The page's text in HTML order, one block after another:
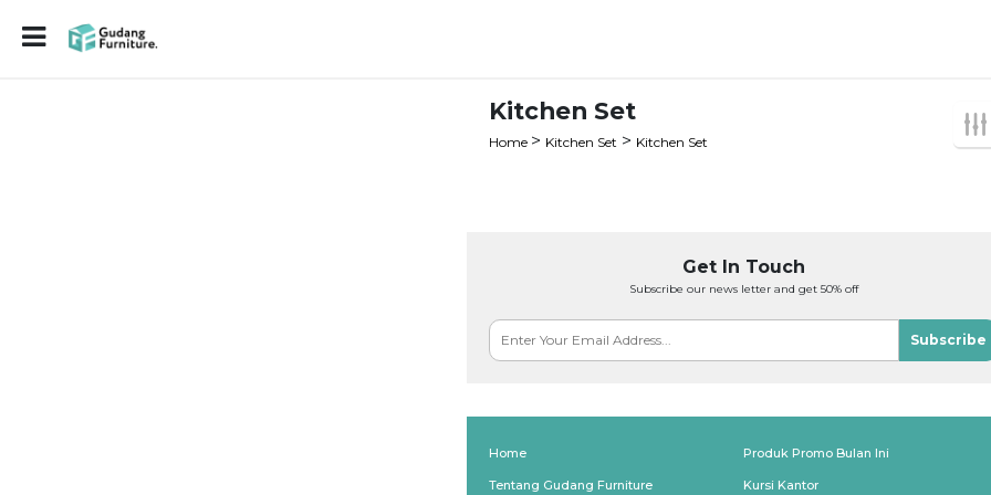
Kitchen Set
Home > Kitchen Set > Kitchen Set
Get In Touch
Subscribe our news letter and get 50% off
Subscribe
Home
Tentang Gudang Furniture
Produk Promo Bulan Ini
Kursi Kantor